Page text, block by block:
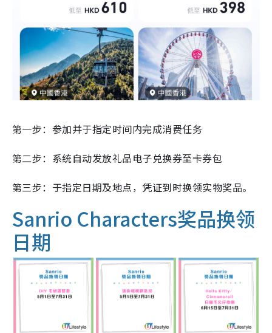
第一步：参加并于指定时间内完成消费任务
第二步：系统自动发放礼品电子兑换券至卡券包
第三步：于指定日期及地点，凭证到时换领实物奖品。
Sanrio Characters奖品换领
日期